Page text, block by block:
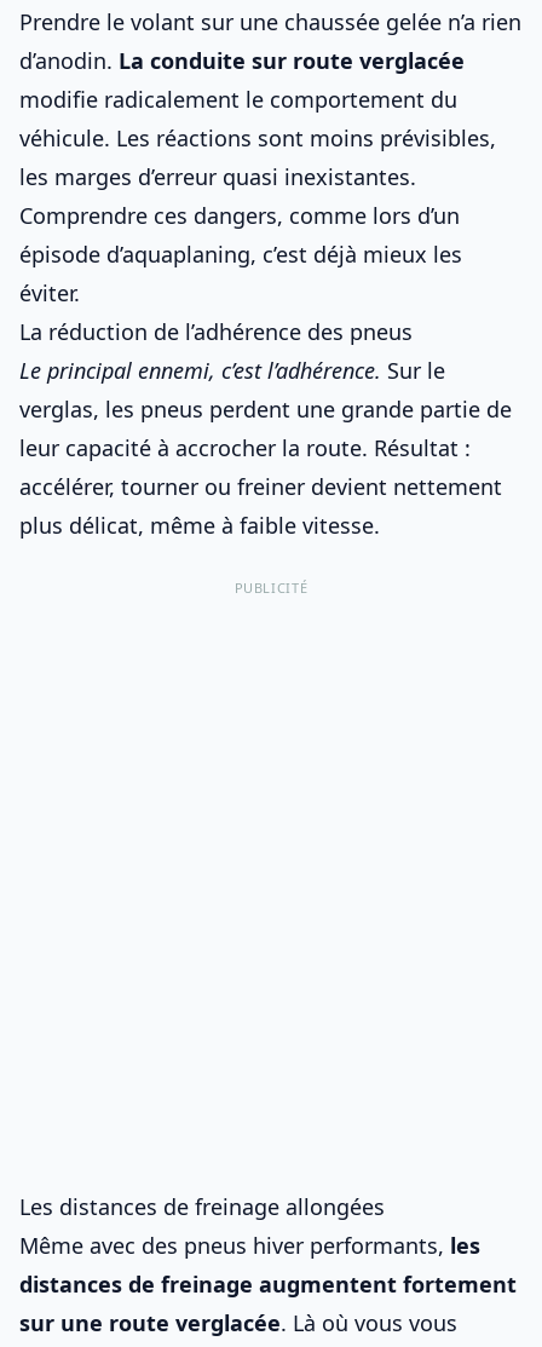
Prendre le volant sur une chaussée gelée n’a rien
d’anodin. La conduite sur route verglacée
modifie radicalement le comportement du
véhicule. Les réactions sont moins prévisibles,
les marges d’erreur quasi inexistantes.
Comprendre ces dangers, comme lors d’un
épisode d’aquaplaning, c’est déjà mieux les
éviter.
La réduction de l’adhérence des pneus
Le principal ennemi, c’est l’adhérence. Sur le
verglas, les pneus perdent une grande partie de
leur capacité à accrocher la route. Résultat :
accélérer, tourner ou freiner devient nettement
plus délicat, même à faible vitesse.
PUBLICITÉ
Les distances de freinage allongées
Même avec des pneus hiver performants, les
distances de freinage augmentent fortement
sur une route verglacée. Là où vous vous